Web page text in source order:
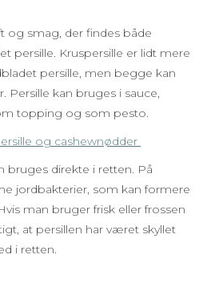
og smag, der findes både
persille. Kruspersille er lidt mere
persille, men begge kan
Persille kan bruges i sauce,
topping og som pesto.
og cashewnødder
bruges direkte i retten. På
jordbakterier, som kan formere
man bruger frisk eller frossen
at persillen har været skyllet
i retten.